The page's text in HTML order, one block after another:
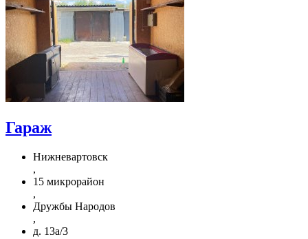
Гараж
Нижневартовск
,
15 микрорайон
,
Дружбы Народов
,
д. 13а/3